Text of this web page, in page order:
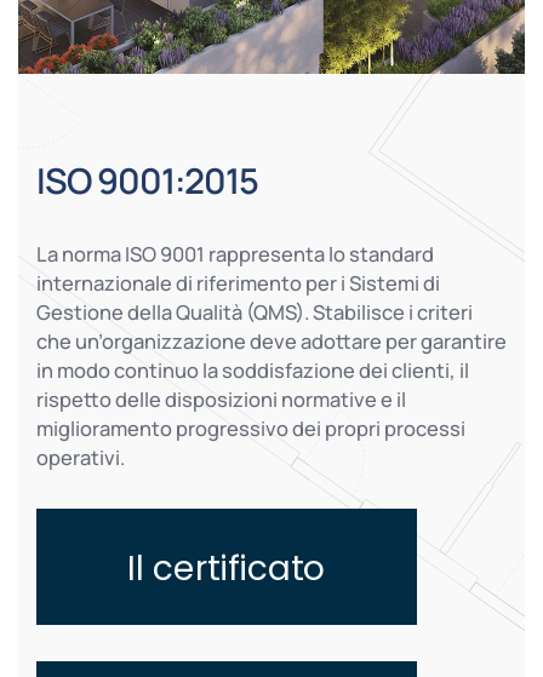
ISO 9001:2015
La norma ISO 9001 rappresenta lo standard
internazionale di riferimento per i Sistemi di
Gestione della Qualità (QMS). Stabilisce i criteri
che un’organizzazione deve adottare per garantire
in modo continuo la soddisfazione dei clienti, il
rispetto delle disposizioni normative e il
miglioramento progressivo dei propri processi
operativi.